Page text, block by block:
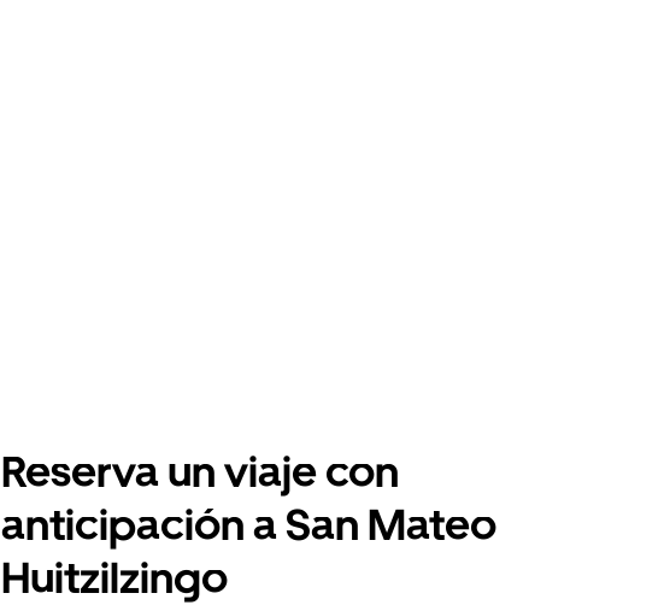
Reserva un viaje con
anticipación a San Mateo
Huitzilzingo